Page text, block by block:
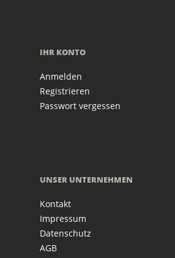
IHR KONTO
Anmelden
Registrieren
Passwort vergessen
UNSER UNTERNEHMEN
Kontakt
Impressum
Datenschutz
AGB